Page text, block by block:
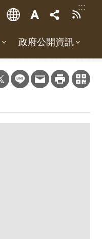
:::
政府公開資訊